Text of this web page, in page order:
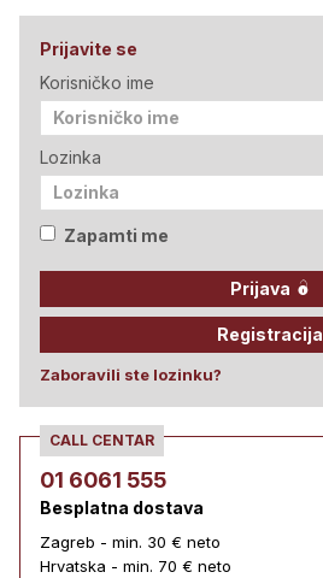
Prijavite se
Korisničko ime
Lozinka
Zapamti me
Prijava
Registracija
Zaboravili ste lozinku?
CALL CENTAR
01 6061 555
Besplatna dostava
Zagreb - min. 30 € neto
Hrvatska - min. 70 € neto